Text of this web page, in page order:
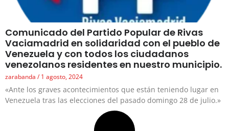
Comunicado del Partido Popular de Rivas
Vaciamadrid en solidaridad con el pueblo de
Venezuela y con todos los ciudadanos
venezolanos residentes en nuestro municipio.
zarabanda 1 agosto, 2024
«Ante los graves acontecimientos que están teniendo lugar en
Venezuela tras las elecciones del pasado domingo 28 de julio.»